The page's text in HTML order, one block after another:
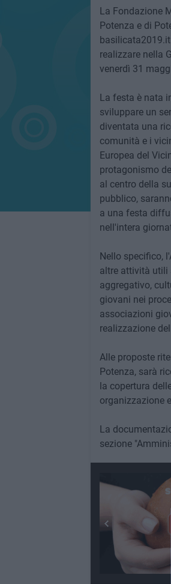
La Fondazione
Potenza e di
realizzare nella
venerdì 31
La festa è nata
sviluppare un
diventata una
comunità e i
Europea del
protagonismo
al centro della
pubblico,
a una festa
nell'intera
Nello specifico,
altre attività utili
aggregativo,
giovani nei
associazioni
realizzazione
Alle proposte
Potenza, sarà
la copertura
organizzazione
La
sezione